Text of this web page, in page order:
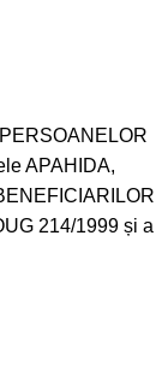
APAHIDA,
214/1999 și a